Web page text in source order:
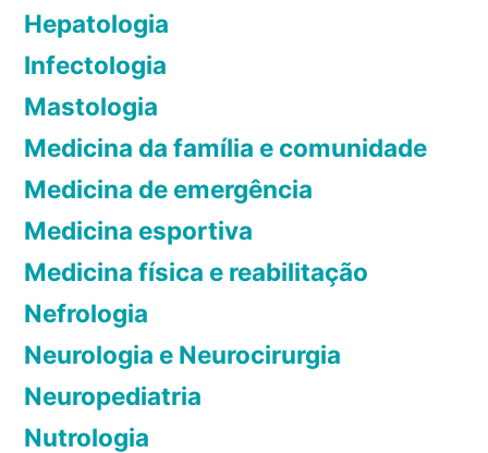
Hepatologia
Infectologia
Mastologia
Medicina da família e comunidade
Medicina de emergência
Medicina esportiva
Medicina física e reabilitação
Nefrologia
Neurologia e Neurocirurgia
Neuropediatria
Nutrologia